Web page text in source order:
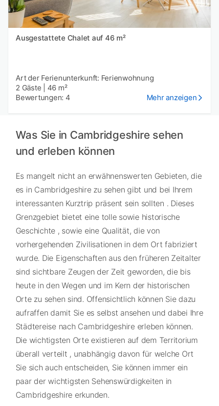
Ausgestattete Chalet auf 46 m²
Art der Ferienunterkunft: Ferienwohnung
2 Gäste
46 m²
Bewertungen: 4
Mehr anzeigen
Was Sie in Cambridgeshire sehen
und erleben können
Es mangelt nicht an erwähnenswerten Gebieten, die
es in Cambridgeshire zu sehen gibt und bei Ihrem
interessanten Kurztrip präsent sein sollten . Dieses
Grenzgebiet bietet eine tolle sowie historische
Geschichte , sowie eine Qualität, die von
vorhergehenden Zivilisationen in dem Ort fabriziert
wurde. Die Eigenschaften aus den früheren Zeitalter
sind sichtbare Zeugen der Zeit geworden, die bis
heute in den Wegen und im Kern der historischen
Orte zu sehen sind. Offensichtlich können Sie dazu
aufraffen damit Sie es selbst ansehen und dabei Ihre
Städtereise nach Cambridgeshire erleben können.
Die wichtigsten Orte existieren auf dem Territorium
überall verteilt , unabhängig davon für welche Ort
Sie sich auch entscheiden, Sie können immer ein
paar der wichtigsten Sehenswürdigkeiten in
Cambridgeshire erkunden.